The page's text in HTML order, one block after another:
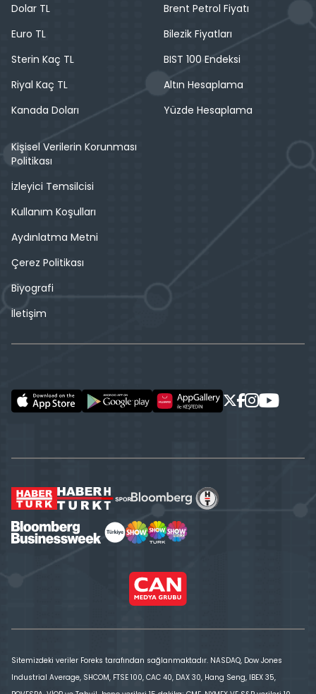
Dolar TL
Euro TL
Sterin Kaç TL
Riyal Kaç TL
Kanada Doları
Brent Petrol Fiyatı
Bilezik Fiyatları
BIST 100 Endeksi
Altın Hesaplama
Yüzde Hesaplama
Kişisel Verilerin Korunması
Politikası
İzleyici Temsilcisi
Kullanım Koşulları
Aydınlatma Metni
Çerez Politikası
Biyografi
İletişim
Sitemizdeki veriler Foreks tarafından sağlanmaktadır. NASDAQ, Dow Jones
Industrial Average, SHCOM, FTSE 100, CAC 40, DAX 30, Hang Seng, IBEX 35,